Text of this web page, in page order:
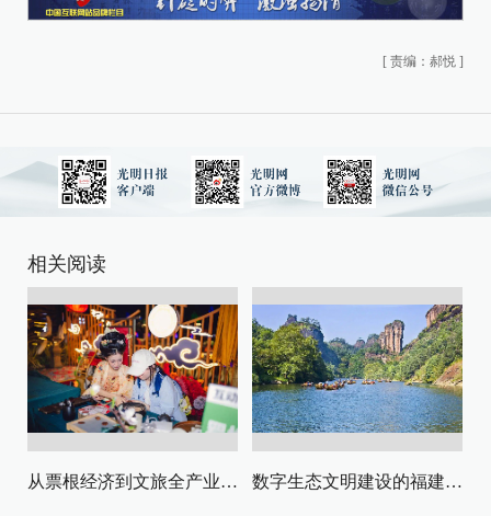
[ 责编：郝悦 ]
相关阅读
从票根经济到文旅全产业链升级 数字生态文明建设的福建路径与启示